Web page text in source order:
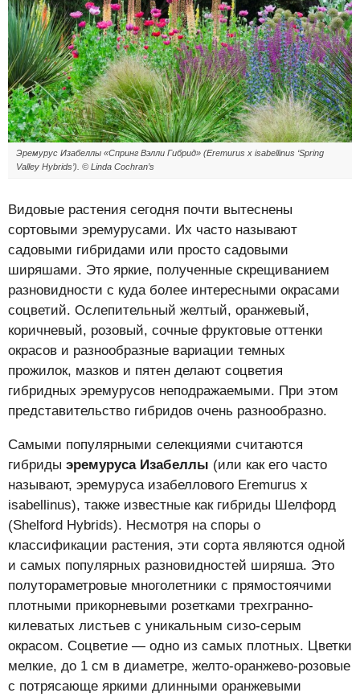
Эремурус Изабеллы «Спринг Вэлли Гибрид» (Eremurus x isabellinus ‘Spring
Valley Hybrids’). © Linda Cochran’s
Видовые растения сегодня почти вытеснены
сортовыми эремурусами. Их часто называют
садовыми гибридами или просто садовыми
ширяшами. Это яркие, полученные скрещиванием
разновидности с куда более интересными окрасами
соцветий. Ослепительный желтый, оранжевый,
коричневый, розовый, сочные фруктовые оттенки
окрасов и разнообразные вариации темных
прожилок, мазков и пятен делают соцветия
гибридных эремурусов неподражаемыми. При этом
представительство гибридов очень разнообразно.
Самыми популярными селекциями считаются
гибриды эремуруса Изабеллы (или как его часто
называют, эремуруса изабеллового Eremurus x
isabellinus), также известные как гибриды Шелфорд
(Shelford Hybrids). Несмотря на споры о
классификации растения, эти сорта являются одной
и самых популярных разновидностей ширяша. Это
полутораметровые многолетники с прямостоячими
плотными прикорневыми розетками трехгранно-
килеватых листьев с уникальным сизо-серым
окрасом. Соцветие — одно из самых плотных. Цветки
мелкие, до 1 см в диаметре, желто-оранжево-розовые
с потрясающе яркими длинными оранжевыми